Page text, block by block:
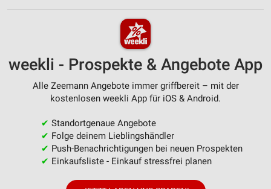
weekli - Prospekte & Angebote App
Alle Zeemann Angebote immer griffbereit – mit der
kostenlosen weekli App für iOS & Android.
✔ Standortgenaue Angebote
✔ Folge deinem Lieblingshändler
✔ Push-Benachrichtigungen bei neuen Prospekten
✔ Einkaufsliste - Einkauf stressfrei planen